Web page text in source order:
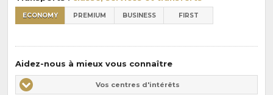
ECONOMY PREMIUM BUSINESS FIRST
Aidez-nous à mieux vous connaître
Vos
Vos centres d'intérêts